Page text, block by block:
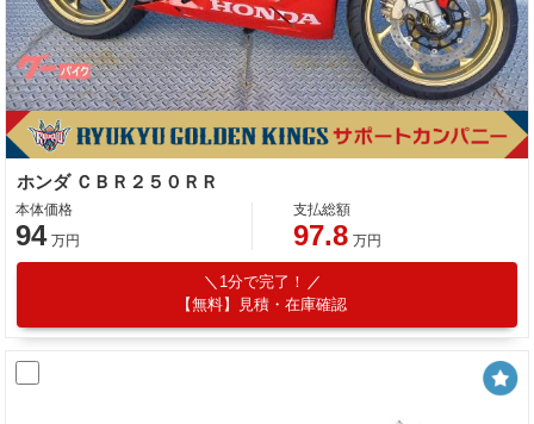
ホンダ ＣＢＲ２５０ＲＲ
本体価格
94 万円
支払総額
97.8 万円
1分で完了！
【無料】見積・在庫確認